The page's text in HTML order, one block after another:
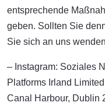
entsprechende
geben. Sollten Sie
Sie sich an uns
– Instagram: Soziales
Platforms Irland
Canal Harbour, Dublin